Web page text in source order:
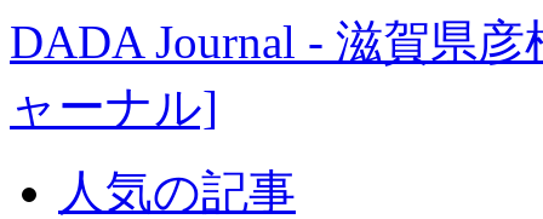
DADA Journal - 滋賀県
ャーナル]
人気の記事